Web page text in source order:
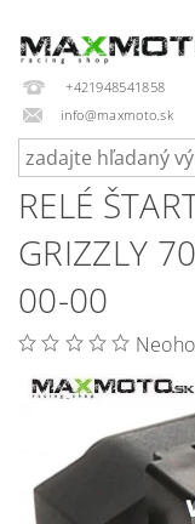
+421948541858
info@maxmoto.sk
RELÉ
GRIZZLY
00-00